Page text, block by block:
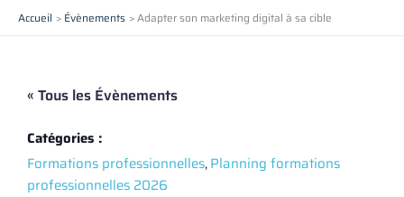
AllerAccueil Évènements Adapter son marketing digital à sa cible
« Tous les Évènements
Catégories :
Formations professionnelles,Planning formations
professionnelles 2026